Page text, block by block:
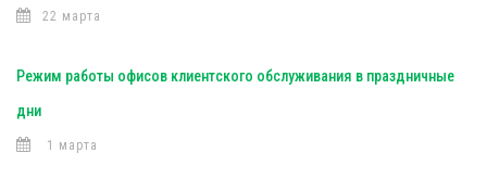
22 марта
Режим работы офисов клиентского обслуживания в праздничные
дни
1 марта